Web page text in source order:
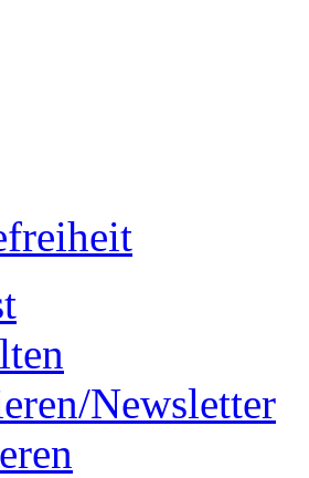
Newsletter